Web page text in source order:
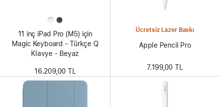
11 inç iPad Pro (M5) için
Magic Keyboard - Türkçe Q
Klavye - Beyaz
16.209,00 TL
Ücretsiz Lazer Baskı
Apple Pencil Pro
7.199,00 TL